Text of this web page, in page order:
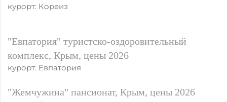
курорт: Кореиз
"Евпатория" туристско-оздоровительный
комплекс, Крым, цены 2026
курорт: Евпатория
"Жемчужина" пансионат, Крым, цены 2026